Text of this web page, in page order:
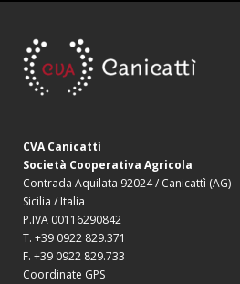
CVA Canicattì
Società Cooperativa Agricola
Contrada Aquilata 92024 / Canicattì (AG)
Sicilia / Italia
P.IVA 00116290842
T. +39 0922 829.371
F. +39 0922 829.733
Coordinate GPS